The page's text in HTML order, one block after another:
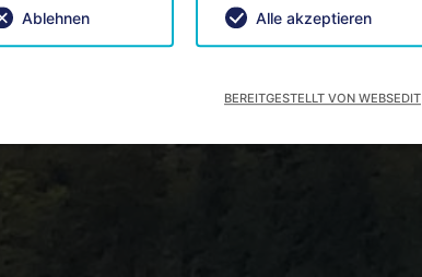
Ablehnen Alle akzeptieren
BEREITGESTELLT VON WEBSEDIT